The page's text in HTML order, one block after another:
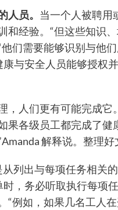
人员。 当一个人被聘用
和经验。“但这些知识
们需要能够识别与他
康与安全人员能够授权
，人们更有可能完成
果各级员工都完成了
解释说。整理
从列出与每项任务相关
时，务必听取执行每项
“例如，如果几名工人